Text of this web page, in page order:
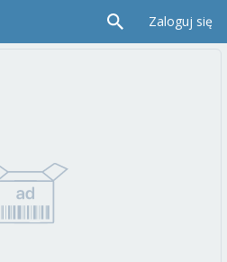
Zaloguj się